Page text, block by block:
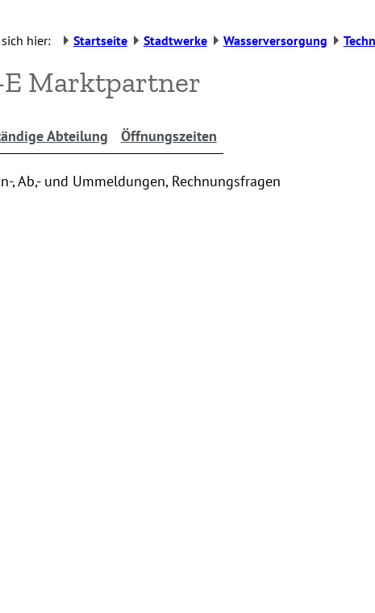
hier: Startseite Stadtwerke Wasserversorgung
Marktpartner
Abteilung Öffnungszeiten
, Ab,- und Ummeldungen, Rechnungsfragen